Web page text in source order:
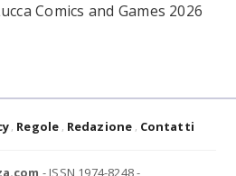
Comics and Games 2026
Regole Redazione Contatti
- ISSN 1974-8248 -